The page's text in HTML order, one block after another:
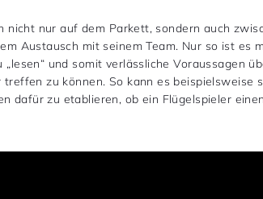
nicht nur auf dem Parkett, sondern auch
Austausch mit seinem Team. Nur so ist es
und somit verlässliche Voraussagen
zu können. So kann es beispielsweise
dafür zu etablieren, ob ein Flügelspieler